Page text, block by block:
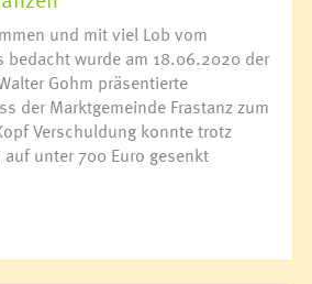
und mit viel Lob vom
bedacht wurde am 18.06.2020 der
Gohm präsentierte
der Marktgemeinde Frastanz zum
Verschuldung konnte trotz
unter 700 Euro gesenkt